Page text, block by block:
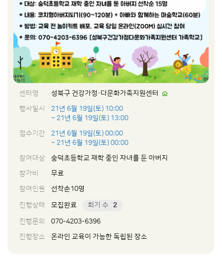
센터명
성북구 건강가정·다문화가족지원센터
행사일시
21년 6월 19일(토) 10:00
~ 21년 6월 19일(토) 13:00
접수기간
21년 6월 19일(토) 00:00
~ 21년 6월 19일(토) 00:00
참여대상
숭덕초등학교 재학 중인 자녀를 둔 아버지
참가비
무료
참여인원
선착순10명
진행상태 모집완료 회기 수 2
진행문의
070-4203-6396
진행장소
온라인 교육이 가능한 독립된 장소